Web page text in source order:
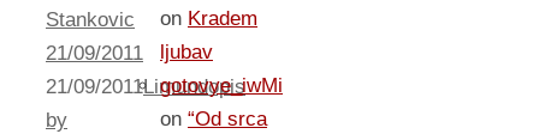
Stankovic
21/09/2011
21/09/2011Limundopis
by
on Kradem
ljubav
gotovye_iwMi
on “Od srca